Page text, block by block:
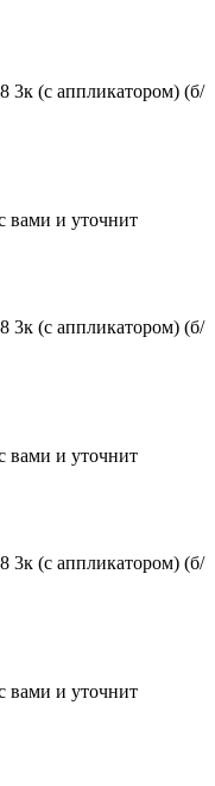
(с аппликатором) (б/
вами и уточнит
(с аппликатором) (б/
вами и уточнит
(с аппликатором) (б/
вами и уточнит